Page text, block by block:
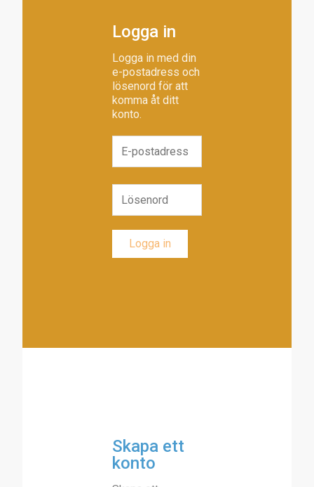
Logga in
Logga in med din
e-postadress och
lösenord för att
komma åt ditt
konto.
Skapa ett
konto